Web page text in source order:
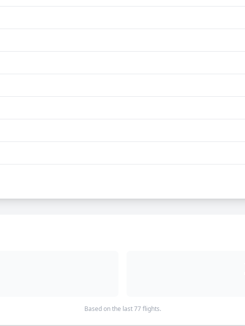
Based on the last 77 flights.